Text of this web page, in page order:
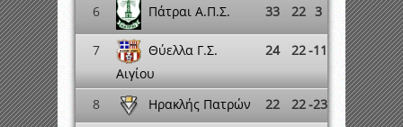
6 Πάτραι Α.Π.Σ. 33 22 3
7
Θύελλα Γ.Σ.
Αιγίου
24 22-11
8 Ηρακλής Πατρών 22 22-23